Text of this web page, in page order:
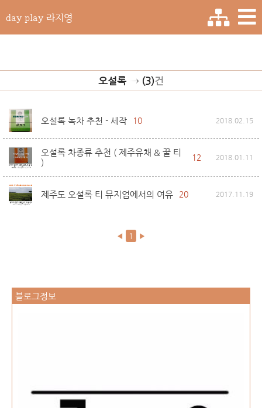
day play 라지영
오설록 → (3)건
오설록 녹차 추천 - 세작 10 2018.02.15
오설록 차종류 추천 ( 제주유채 & 꿀 티
)
12 2018.01.11
제주도 오설록 티 뮤지엄에서의 여유 20 2017.11.19
◀ 1 ▶
블로그정보